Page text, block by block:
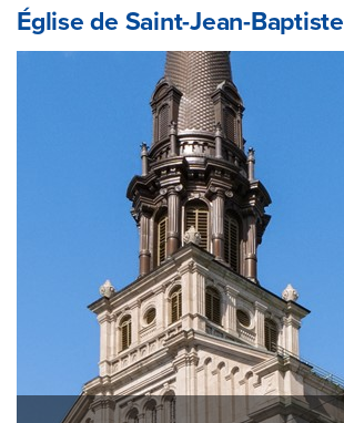
Église de Saint-Jean-Baptiste